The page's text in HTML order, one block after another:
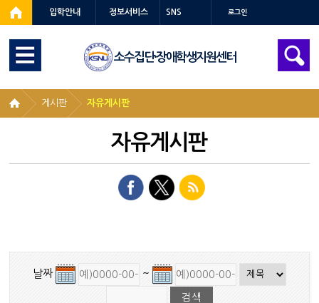
입학안내 정보서비스 SNS 로그인
소수집단·장애학생지원센터
게시판 자유게시판
자유게시판
날짜 ~